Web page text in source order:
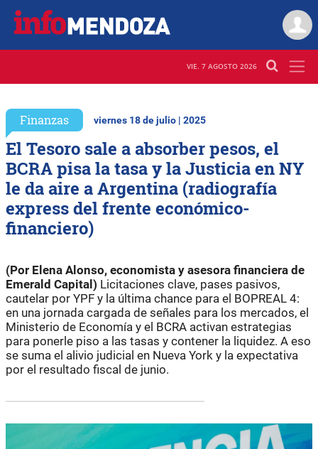
VIE. 7 AGOSTO 2026
Finanzas viernes 18 de julio | 2025
El Tesoro sale a absorber pesos, el
BCRA pisa la tasa y la Justicia en NY
le da aire a Argentina (radiografía
express del frente económico-
financiero)
(Por Elena Alonso, economista y asesora financiera de
Emerald Capital) Licitaciones clave, pases pasivos,
cautelar por YPF y la última chance para el BOPREAL 4:
en una jornada cargada de señales para los mercados, el
Ministerio de Economía y el BCRA activan estrategias
para ponerle piso a las tasas y contener la liquidez. A eso
se suma el alivio judicial en Nueva York y la expectativa
por el resultado fiscal de junio.